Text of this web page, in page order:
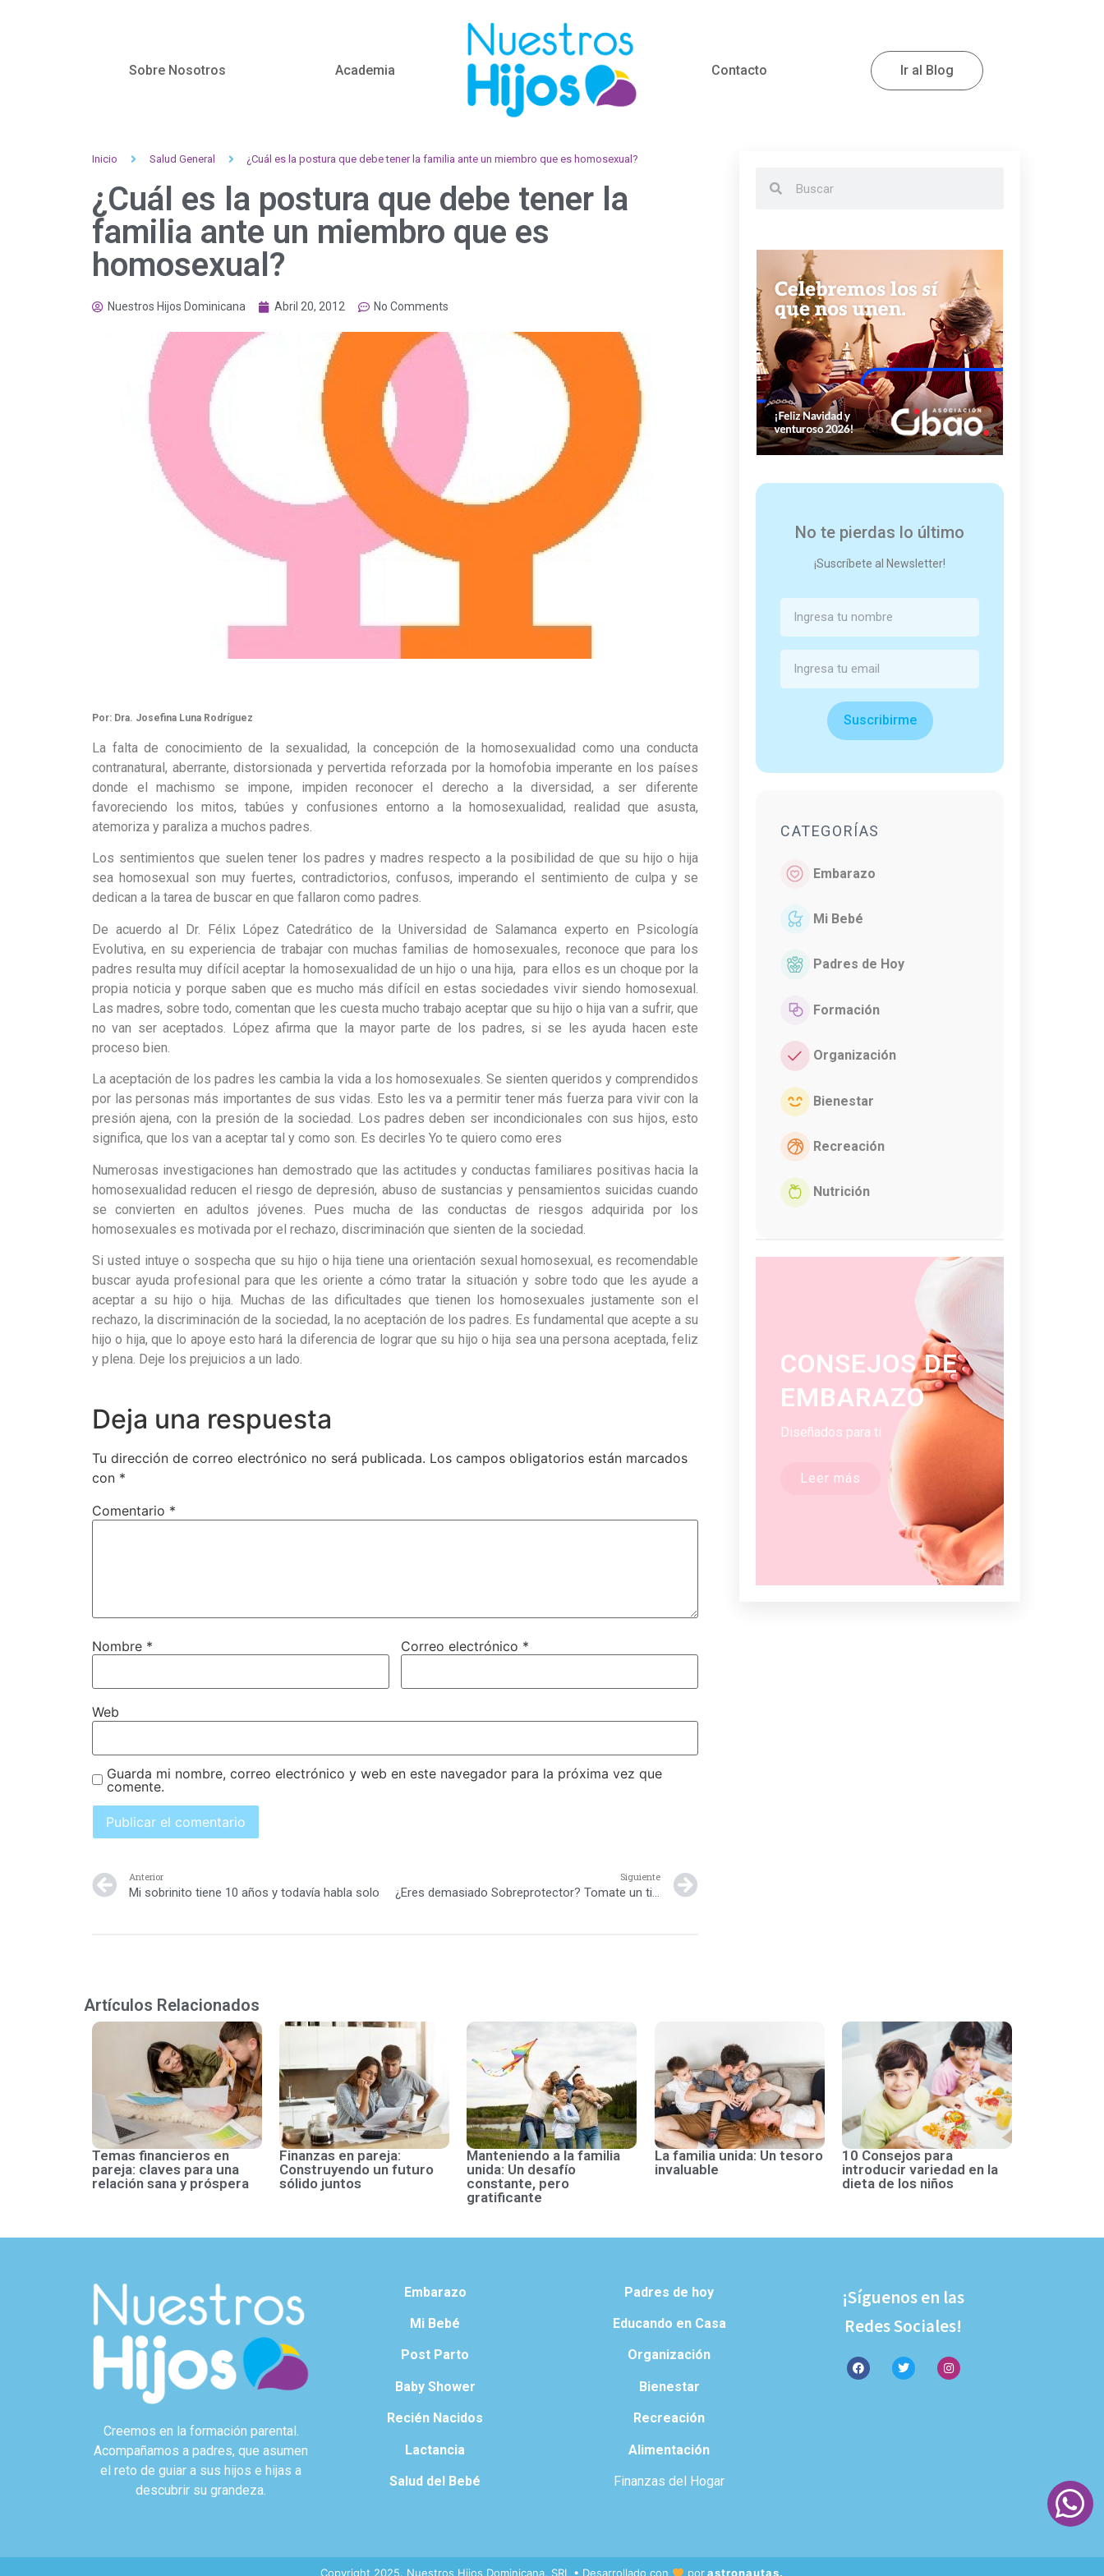
Sobre Nosotros Academia Contacto Ir al Blog
Inicio Salud General ¿Cuál es la postura que debe tener la familia ante un miembro que es homosexual?
¿Cuál es la postura que debe tener la
familia ante un miembro que es
homosexual?
Nuestros Hijos Dominicana Abril 20, 2012 No Comments
Por: Dra. Josefina Luna Rodríguez
La falta de conocimiento de la sexualidad, la concepción de la homosexualidad como una conducta
contranatural, aberrante, distorsionada y pervertida reforzada por la homofobia imperante en los países
donde el machismo se impone, impiden reconocer el derecho a la diversidad, a ser diferente
favoreciendo los mitos, tabúes y confusiones entorno a la homosexualidad, realidad que asusta,
atemoriza y paraliza a muchos padres.
Los sentimientos que suelen tener los padres y madres respecto a la posibilidad de que su hijo o hija
sea homosexual son muy fuertes, contradictorios, confusos, imperando el sentimiento de culpa y se
dedican a la tarea de buscar en que fallaron como padres.
De acuerdo al Dr. Félix López Catedrático de la Universidad de Salamanca experto en Psicología
Evolutiva, en su experiencia de trabajar con muchas familias de homosexuales, reconoce que para los
padres resulta muy difícil aceptar la homosexualidad de un hijo o una hija, para ellos es un choque por la
propia noticia y porque saben que es mucho más difícil en estas sociedades vivir siendo homosexual.
Las madres, sobre todo, comentan que les cuesta mucho trabajo aceptar que su hijo o hija van a sufrir, que
no van ser aceptados. López afirma que la mayor parte de los padres, si se les ayuda hacen este
proceso bien.
La aceptación de los padres les cambia la vida a los homosexuales. Se sienten queridos y comprendidos
por las personas más importantes de sus vidas. Esto les va a permitir tener más fuerza para vivir con la
presión ajena, con la presión de la sociedad. Los padres deben ser incondicionales con sus hijos, esto
significa, que los van a aceptar tal y como son. Es decirles Yo te quiero como eres
Numerosas investigaciones han demostrado que las actitudes y conductas familiares positivas hacia la
homosexualidad reducen el riesgo de depresión, abuso de sustancias y pensamientos suicidas cuando
se convierten en adultos jóvenes. Pues mucha de las conductas de riesgos adquirida por los
homosexuales es motivada por el rechazo, discriminación que sienten de la sociedad.
Si usted intuye o sospecha que su hijo o hija tiene una orientación sexual homosexual, es recomendable
buscar ayuda profesional para que les oriente a cómo tratar la situación y sobre todo que les ayude a
aceptar a su hijo o hija. Muchas de las dificultades que tienen los homosexuales justamente son el
rechazo, la discriminación de la sociedad, la no aceptación de los padres. Es fundamental que acepte a su
hijo o hija, que lo apoye esto hará la diferencia de lograr que su hijo o hija sea una persona aceptada, feliz
y plena. Deje los prejuicios a un lado.
Deja una respuesta
Tu dirección de correo electrónico no será publicada. Los campos obligatorios están marcados
con *
Comentario *
Nombre * Correo electrónico *
Web
Guarda mi nombre, correo electrónico y web en este navegador para la próxima vez que
comente.
Anterior
Mi sobrinito tiene 10 años y todavía habla solo
Siguiente
¿Eres demasiado Sobreprotector? Tomate un tiempo para analizarlo
No te pierdas lo último
¡Suscríbete al Newsletter!
Suscribirme
CATEGORÍAS
Embarazo
Mi Bebé
Padres de Hoy
Formación
Organización
Bienestar
Recreación
Nutrición
CONSEJOS DE
EMBARAZO
Diseñados para ti
Leer más
Artículos Relacionados
Temas financieros en
pareja: claves para una
relación sana y próspera
Finanzas en pareja:
Construyendo un futuro
sólido juntos
Manteniendo a la familia
unida: Un desafío
constante, pero
gratificante
La familia unida: Un tesoro
invaluable
10 Consejos para
introducir variedad en la
dieta de los niños
Creemos en la formación parental.
Acompañamos a padres, que asumen
el reto de guiar a sus hijos e hijas a
descubrir su grandeza.
Embarazo
Mi Bebé
Post Parto
Baby Shower
Recién Nacidos
Lactancia
Salud del Bebé
Padres de hoy
Educando en Casa
Organización
Bienestar
Recreación
Alimentación
Finanzas del Hogar
¡Síguenos en las
Redes Sociales!
Copyright 2025. Nuestros Hijos Dominicana, SRL • Desarrollado con porastronautas.